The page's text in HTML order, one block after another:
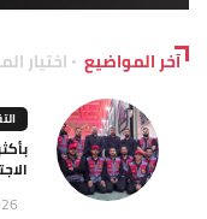
آخر المواضيع اختيار